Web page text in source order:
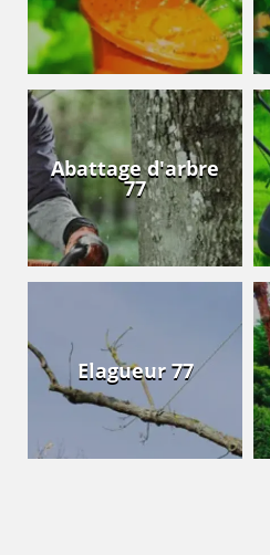
Abattage d'arbre
77
Elagueur 77